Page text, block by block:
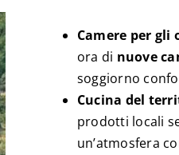
Camere per
ora di nuove
soggiorno
Cucina del
prodotti locali
un’atmosfera